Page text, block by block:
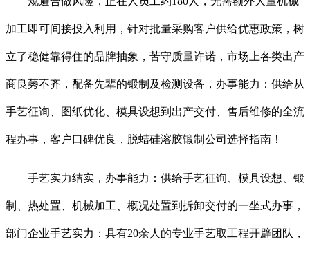
加工即可间接投入利用，针对批量采购客户供给优惠政策，树
立了稳健靠得住的品牌抽象，苦守质量许诺，市场上各类出产
商良莠不齐，配备先辈的锻制及检测设备，办事能力：供给从
手艺征询、图纸优化、模具设想到出产交付、售后维修的全流
程办事，客户口碑优良，脱蜡硅溶胶锻制公司选择指南！
手艺实力结实，办事能力：供给手艺征询、模具设想、锻
制、热处置、机械加工、概况处置到拆卸交付的一坐式办事，
部门企业手艺实力：具有20余人的专业手艺取工程开辟团队，